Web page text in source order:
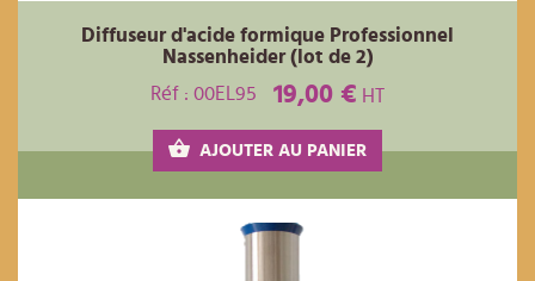
Diffuseur d'acide formique Professionnel
Nassenheider (lot de 2)
Réf : 00EL95
19,00 € HT
AJOUTER AU PANIER